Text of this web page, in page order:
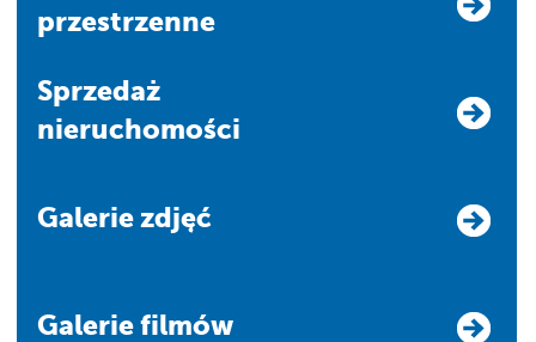
przestrzenne
Sprzedaż
nieruchomości
Galerie zdjęć
Galerie filmów